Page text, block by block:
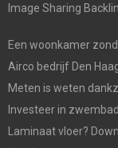
Image Sharing
Een woonkamer
Airco bedrijf Den
Meten is weten
Investeer in
Laminaat vloer?